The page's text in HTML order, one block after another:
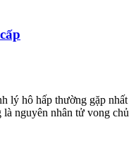
lý hô hấp thường gặp nhất
nguyên nhân tử vong chủ